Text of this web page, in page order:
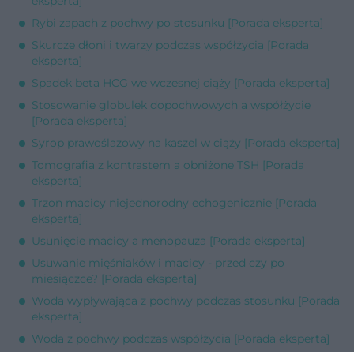
Rybi zapach z pochwy po stosunku [Porada eksperta]
Skurcze dłoni i twarzy podczas współżycia [Porada
eksperta]
Spadek beta HCG we wczesnej ciąży [Porada eksperta]
Stosowanie globulek dopochwowych a współżycie
[Porada eksperta]
Syrop prawoślazowy na kaszel w ciąży [Porada eksperta]
Tomografia z kontrastem a obniżone TSH [Porada
eksperta]
Trzon macicy niejednorodny echogenicznie [Porada
eksperta]
Usunięcie macicy a menopauza [Porada eksperta]
Usuwanie mięśniaków i macicy - przed czy po
miesiączce? [Porada eksperta]
Woda wypływająca z pochwy podczas stosunku [Porada
eksperta]
Woda z pochwy podczas współżycia [Porada eksperta]